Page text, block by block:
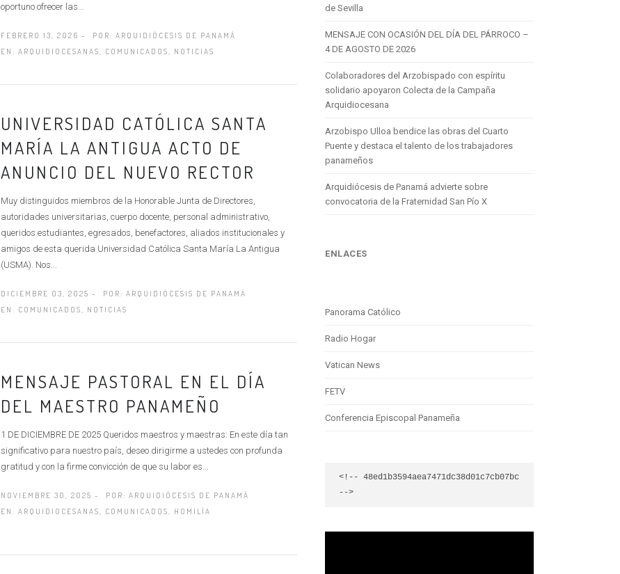
oportuno ofrecer las...
FEBRERO 13, 2026 - POR: ARQUIDIÓCESIS DE PANAMÁ
EN: ARQUIDIOCESANAS COMUNICADOS NOTICIAS
UNIVERSIDAD CATÓLICA SANTA
MARÍA LA ANTIGUA ACTO DE
ANUNCIO DEL NUEVO RECTOR
Muy distinguidos miembros de la Honorable Junta de Directores,
autoridades universitarias, cuerpo docente, personal administrativo,
queridos estudiantes, egresados, benefactores, aliados institucionales y
amigos de esta querida Universidad Católica Santa María La Antigua
(USMA). Nos...
DICIEMBRE 03, 2025 - POR: ARQUIDIÓCESIS DE PANAMÁ
EN: COMUNICADOS NOTICIAS
MENSAJE PASTORAL EN EL DÍA
DEL MAESTRO PANAMEÑO
1 DE DICIEMBRE DE 2025 Queridos maestros y maestras: En este día tan
significativo para nuestro país, deseo dirigirme a ustedes con profunda
gratitud y con la firme convicción de que su labor es...
NOVIEMBRE 30, 2025 - POR: ARQUIDIÓCESIS DE PANAMÁ
EN: ARQUIDIOCESANAS COMUNICADOS HOMILÍA
de Sevilla
MENSAJE CON OCASIÓN DEL DÍA DEL PÁRROCO –
4 DE AGOSTO DE 2026
Colaboradores del Arzobispado con espíritu
solidario apoyaron Colecta de la Campaña
Arquidiocesana
Arzobispo Ulloa bendice las obras del Cuarto
Puente y destaca el talento de los trabajadores
panameños
Arquidiócesis de Panamá advierte sobre
convocatoria de la Fraternidad San Pío X
ENLACES
Panorama Católico
Radio Hogar
Vatican News
FETV
Conferencia Episcopal Panameña
<!-- 48ed1b3594aea7471dc38d01c7cb07bc
-->